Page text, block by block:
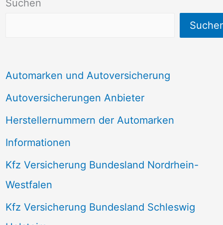
Suchen
Automarken und Autoversicherung
Autoversicherungen Anbieter
Herstellernummern der Automarken
Informationen
Kfz Versicherung Bundesland Nordrhein-
Westfalen
Kfz Versicherung Bundesland Schleswig